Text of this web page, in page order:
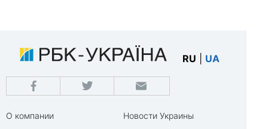
RU UA
О компании
Новости Украины